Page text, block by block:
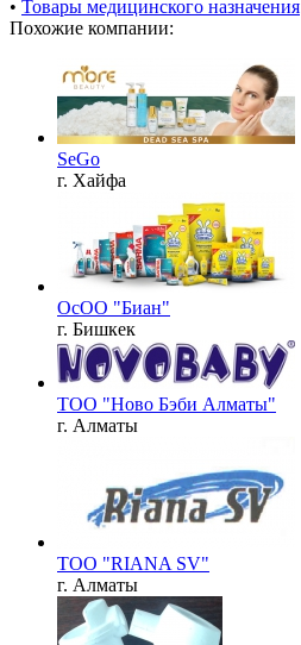
• Товары медицинского назначения
Похожие компании:
SeGo
г. Хайфа
ОсОО "Биан"
г. Бишкек
ТОО "Ново Бэби Алматы"
г. Алматы
ТОО "RIANA SV"
г. Алматы